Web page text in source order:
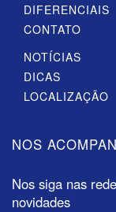
DIFERENCIAIS
CONTATO
NOTÍCIAS
DICAS
LOCALIZAÇÃO
NOS
Nos siga nas
novidades